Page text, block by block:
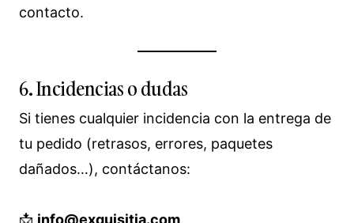
contacto.
6. Incidencias o dudas
Si tienes cualquier incidencia con la entrega de
tu pedido (retrasos, errores, paquetes
dañados…), contáctanos:
📩 info@exquisitia.com